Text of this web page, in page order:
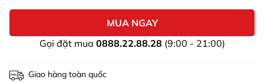
MUA NGAY
Gọi đặt mua 0888.22.88.28 (9:00 - 21:00)
Giao hàng toàn quốc